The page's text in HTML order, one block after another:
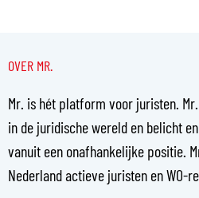
OVER MR.
Mr. is hét platform voor juristen.
in de juridische wereld en belicht
vanuit een onafhankelijke positie.
Nederland actieve juristen en WO-